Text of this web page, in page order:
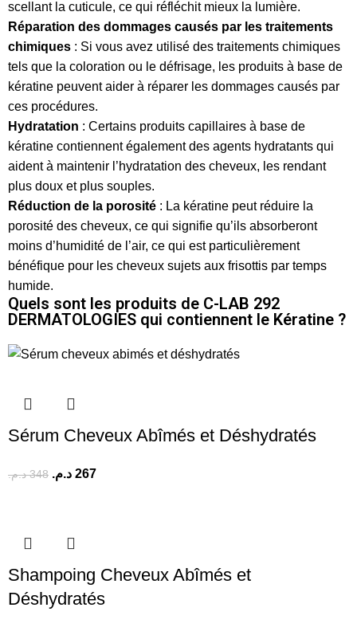
scellant la cuticule, ce qui réfléchit mieux la lumière.
Réparation des dommages causés par les traitements
chimiques : Si vous avez utilisé des traitements chimiques
tels que la coloration ou le défrisage, les produits à base de
kératine peuvent aider à réparer les dommages causés par
ces procédures.
Hydratation : Certains produits capillaires à base de
kératine contiennent également des agents hydratants qui
aident à maintenir l’hydratation des cheveux, les rendant
plus doux et plus souples.
Réduction de la porosité : La kératine peut réduire la
porosité des cheveux, ce qui signifie qu’ils absorberont
moins d’humidité de l’air, ce qui est particulièrement
bénéfique pour les cheveux sujets aux frisottis par temps
humide.
Quels sont les produits de C-LAB 292
DERMATOLOGIES qui contiennent le Kératine ?
Sérum Cheveux Abîmés et Déshydratés
348 د.م. 267 د.م.
Shampoing Cheveux Abîmés et
Déshydratés